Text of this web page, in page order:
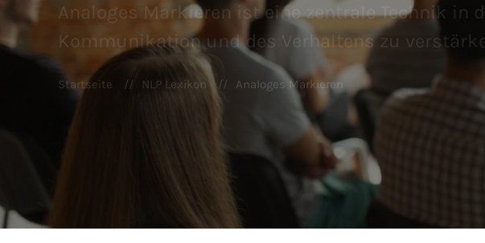
Analoges Markieren ist eine zentrale Technik in
Kommunikation und des Verhaltens zu
Startseite NLP Lexikon Analoges Markieren